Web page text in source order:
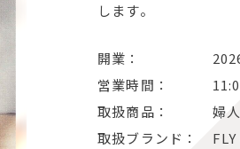
します。
開業： 2026年
営業時間：
取扱商品： 婦人服
取扱ブランド：